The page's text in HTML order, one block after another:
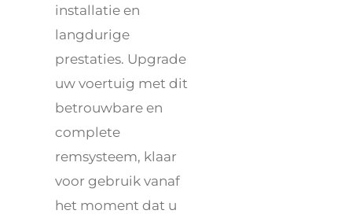
installatie en
langdurige
prestaties. Upgrade
uw voertuig met dit
betrouwbare en
complete
remsysteem, klaar
voor gebruik vanaf
het moment dat u